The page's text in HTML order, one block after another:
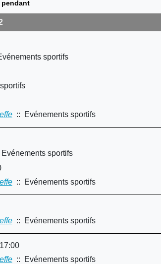
pendant
sportifs
:: Evénements sportifs
sportifs
:: Evénements sportifs
:: Evénements sportifs
:: Evénements sportifs